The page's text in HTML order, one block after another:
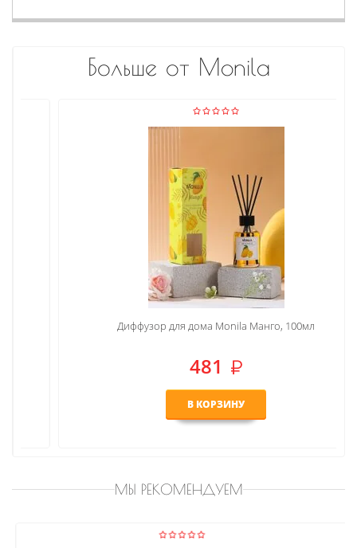
Больше от Monila
Диффузор для дома Monila Манго, 100мл
В КОРЗИНУ
МЫ РЕКОМЕНДУЕМ